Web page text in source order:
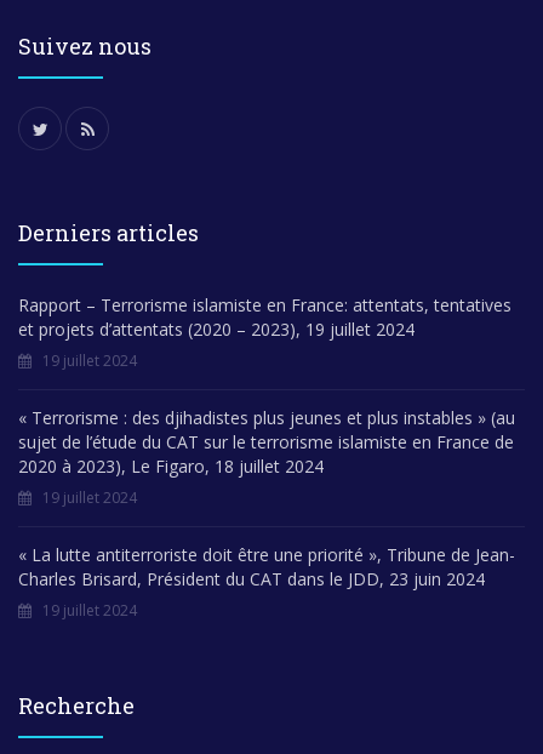
Suivez nous
Derniers articles
Rapport – Terrorisme islamiste en France: attentats, tentatives
et projets d’attentats (2020 – 2023), 19 juillet 2024
19 juillet 2024
« Terrorisme : des djihadistes plus jeunes et plus instables » (au
sujet de l’étude du CAT sur le terrorisme islamiste en France de
2020 à 2023), Le Figaro, 18 juillet 2024
19 juillet 2024
« La lutte antiterroriste doit être une priorité », Tribune de Jean-
Charles Brisard, Président du CAT dans le JDD, 23 juin 2024
19 juillet 2024
Recherche